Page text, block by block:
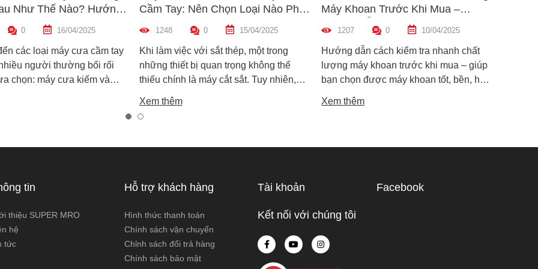
Như Thế Nào? Hướng
Máy Phù Hợp
0 16/04/2025
các loại máy cưa cầm tay
người thường bối rối
chọn: máy cưa kiếm và
việc cắt gỗ, sắt, nhựa và
như thế nào? Loại nào sẽ
công việc của bạn hơn?
Cầm Tay: Nên Chọn Loại Nào Phù
Hợp Nhất?
1248 0 15/04/2025
Khi làm việc với sắt thép, một trong
những thiết bị quan trọng không thể
thiếu chính là máy cắt sắt. Tuy nhiên,
biến là máy cắt sắt để bàn và máy cắt
sắt cầm tay, khiến nhiều người phân vân
và tư vấn chọn lựa loại máy phù hợp
nhất với nhu cầu sử dụng thực tế.
Xem thêm
Máy Khoan Trước Khi Mua –
Hướng Dẫn Chi Tiết Cho Người
1207 0 10/04/2025
Hướng dẫn cách kiểm tra nhanh chất
lượng máy khoan trước khi mua – giúp
bạn chọn được máy khoan tốt, bền, hoạt
chất lượng.
Xem thêm
tin
thiệu SUPER MRO
hệ
tức
Hỗ trợ khách hàng
Hình thức thanh toán
Chính sách vận chuyển
Chỉnh sách đổi trả hàng
Chính sách bảo mật
Tài khoản
Kết nối với chúng tôi
Facebook